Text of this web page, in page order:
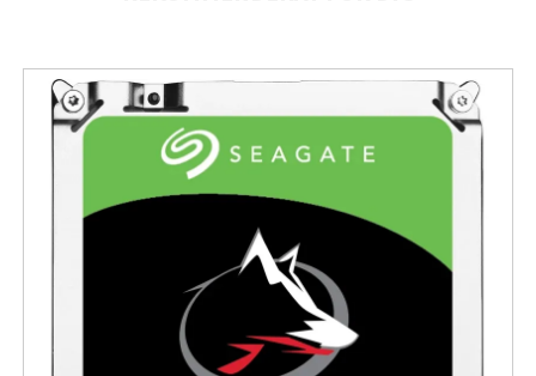
skydd utan att telefonen känns klumpig. Den relativt
slimmade konstruktionen gör att telefonen fortfarande
är bekväm att hålla i och enkel att bära med sig.
Samtidigt ger den förstärkta uppbyggnaden ett mer
omfattande skydd än enklare skal, vilket gör det
lämpligt för daglig användning i både arbete och fritid.
Den integrerade MagSafe-funktionen gör skalet
kompatibelt med magnetiska laddare och tillbehör.
Telefonen kan laddas trådlöst eller användas med